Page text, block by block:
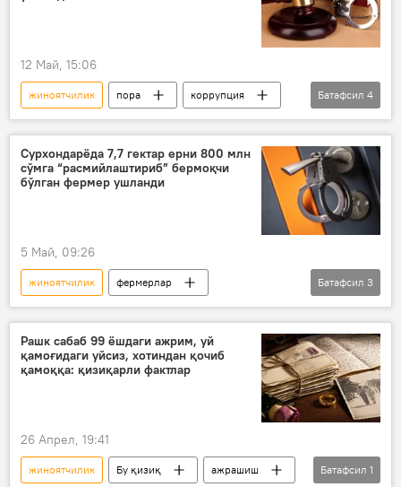
12 Май, 15:06
жиноятчилик пора
коррупция
Ўзбекистон
Жамият
Сурхондарё
Бухоро вилояти
Батафсил 4
Сурхондарёда 7,7 гектар ерни 800 млн
сўмга “расмийлаштириб” бермоқчи
бўлган фермер ушланди
5 Май, 09:26
жиноятчилик
фермерлар
Ўзбекистон
Давлат хавфсизлик хизмати (ДХХ)
Ер мулки
Батафсил 3
Рашк сабаб 99 ёшдаги ажрим, уй
қамоғидаги уйсиз, хотиндан қочиб
қамоққа: қизиқарли фактлар
26 Апрел, 19:41
жиноятчилик Бу қизиқ
ажрашиш
Батафсил 1